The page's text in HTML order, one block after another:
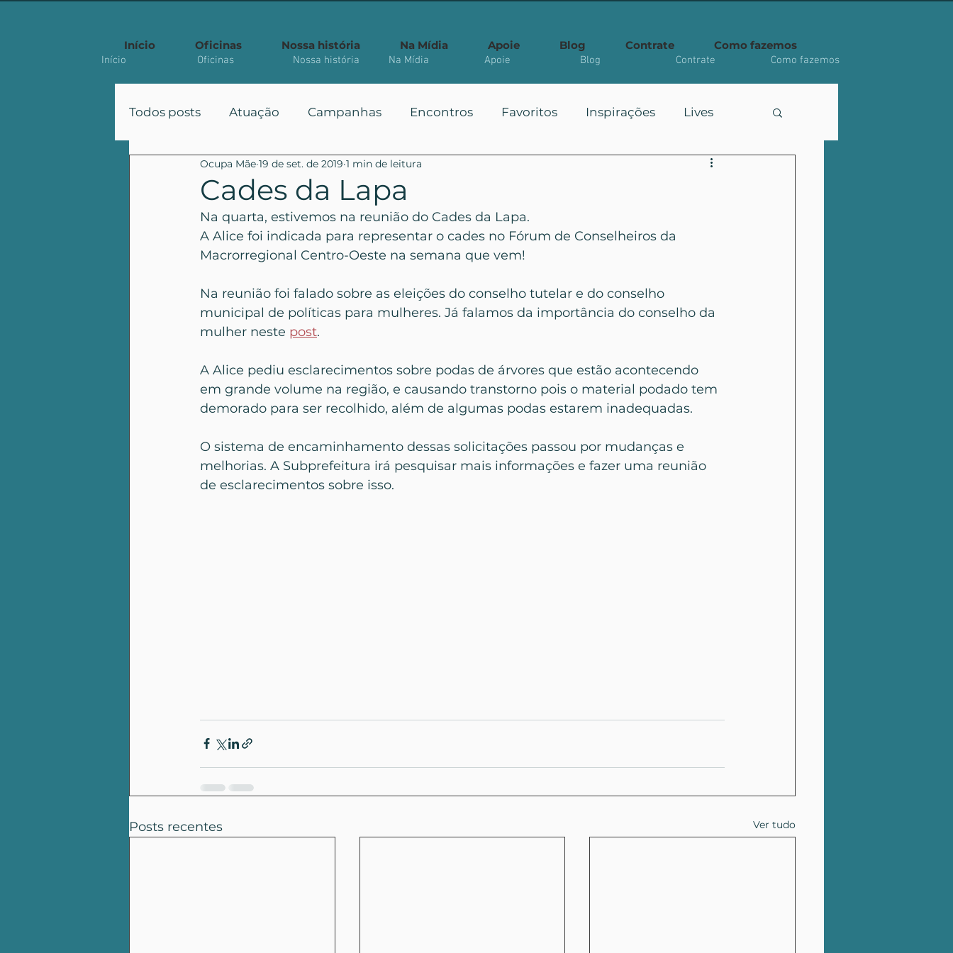
Início Oficinas Nossa história Na Mídia Apoie Blog Contrate Como fazemos
Todos posts Atuação Campanhas Encontros Favoritos Inspirações Lives
Participação Políticas Públicas Você Sabia?
Artigo Acadêmico
Cades da Lapa
Ocupa Mãe 19 de set. de 2019 1 min de leitura
Na quarta, estivemos na reunião do Cades da Lapa.
A Alice foi indicada para representar o cades no Fórum de Conselheiros da
Macrorregional Centro-Oeste na semana que vem!
Na reunião foi falado sobre as eleições do conselho tutelar e do conselho
municipal de políticas para mulheres. Já falamos da importância do conselho da
mulher neste post.
A Alice pediu esclarecimentos sobre podas de árvores que estão acontecendo
em grande volume na região, e causando transtorno pois o material podado tem
demorado para ser recolhido, além de algumas podas estarem inadequadas.
O sistema de encaminhamento dessas solicitações passou por mudanças e
melhorias. A Subprefeitura irá pesquisar mais informações e fazer uma reunião
de esclarecimentos sobre isso.
Posts recentes Ver tudo
Início Oficinas Nossa história Na Mídia Apoie Blog Contrate Como fazemos